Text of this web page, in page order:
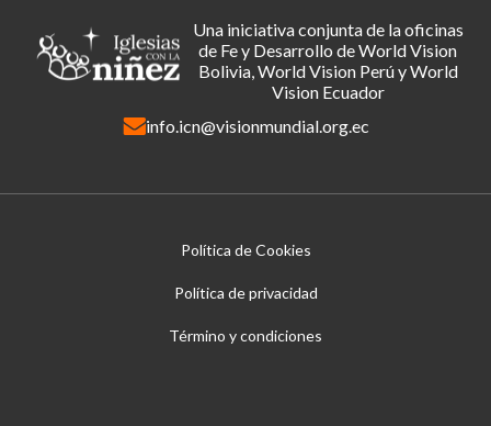
Una iniciativa conjunta de la oficinas
de Fe y Desarrollo de World Vision
Bolivia, World Vision Perú y World
Vision Ecuador
info.icn@visionmundial.org.ec
Política de Cookies
Política de privacidad
Término y condiciones